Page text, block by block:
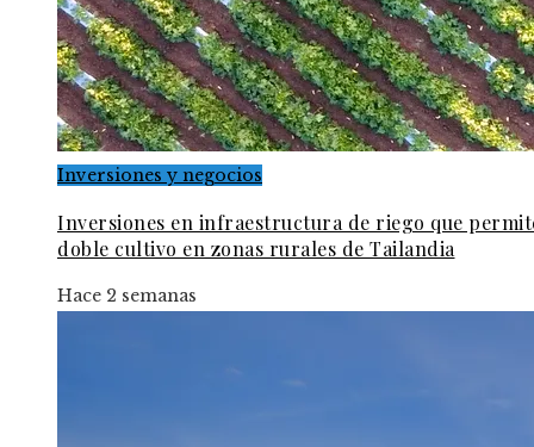
Inversiones y negocios
Inversiones en infraestructura de riego que
doble cultivo en zonas rurales de Tailandia
Hace 2 semanas